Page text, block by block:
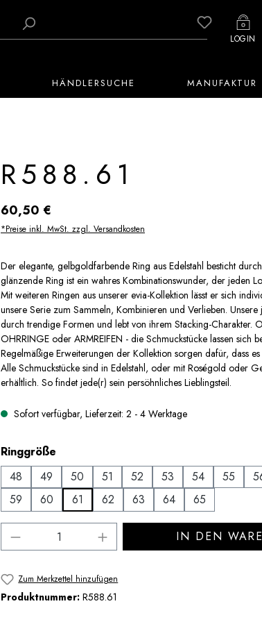
Du hast
LOGIN
HÄNDLERSUCHE MANUFAKTUR
R588.61
Regulärer Preis:
60,50 €
*Preise inkl. MwSt. zzgl. Versandkosten
Der elegante, gelbgoldfarbende Ring aus Edelstahl besticht
glänzende Ring ist ein wahres Kombinationswunder, der jeden
Mit weiteren Ringen aus unserer evia-Kollektion lässt er sich
unsere Serie zum Sammeln, Kombinieren und Verlieben. Unsere
durch trendige Formen und lebt von ihrem Stacking-Charakter.
OHRRINGE oder ARMREIFEN - die Schmuckstücke lassen sich
Regelmäßige Erweiterungen der Kollektion sorgen dafür, dass
Alle Schmuckstücke sind in Edelstahl, oder mit Roségold oder
erhältlich. So findet jede(r) sein persöhnliches Lieblingsteil.
Sofort verfügbar, Lieferzeit: 2 - 4 Werktage
Ringgröße
48
49 50 51 52 53 54 55
59
60 61 62 63 64 65
Produkt Anzahl: Gib denIN DEN
Zum Merkzettel hinzufügen
Produktnummer: R588.61